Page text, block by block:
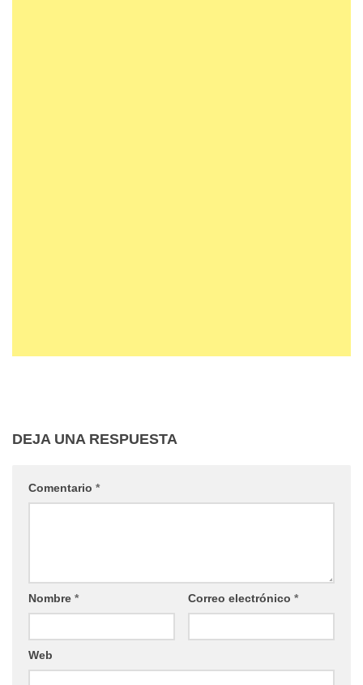
DEJA UNA RESPUESTA
Comentario *
Nombre * Correo electrónico *
Web